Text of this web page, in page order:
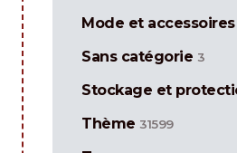
Mode et accessoires
Sans catégorie 3
Stockage et
Thème 31599